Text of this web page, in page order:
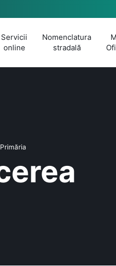
Servicii
online
Nomenclatura
stradală
Primăria